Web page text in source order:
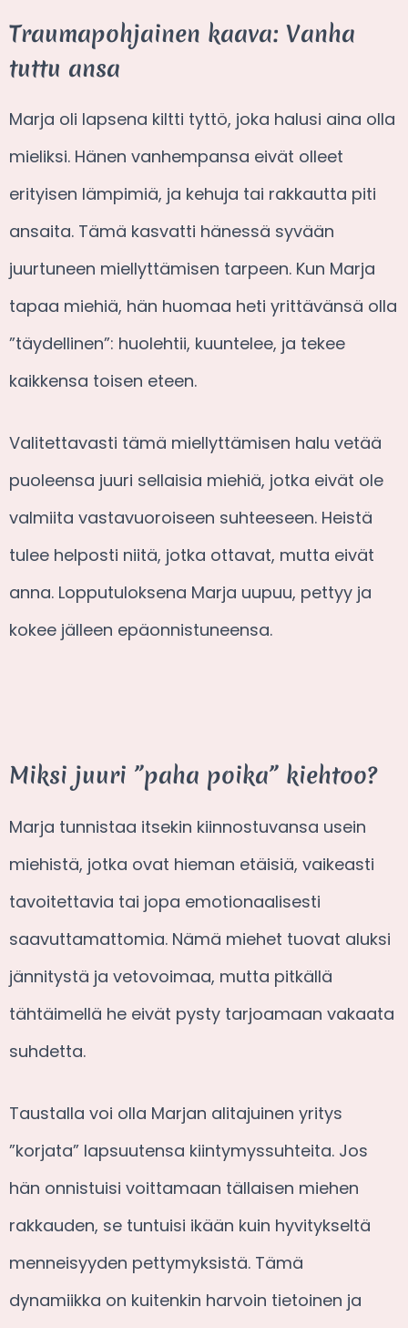
Traumapohjainen kaava: Vanha
tuttu ansa
Marja oli lapsena kiltti tyttö, joka halusi aina olla
mieliksi. Hänen vanhempansa eivät olleet
erityisen lämpimiä, ja kehuja tai rakkautta piti
ansaita. Tämä kasvatti hänessä syvään
juurtuneen miellyttämisen tarpeen. Kun Marja
tapaa miehiä, hän huomaa heti yrittävänsä olla
”täydellinen”: huolehtii, kuuntelee, ja tekee
kaikkensa toisen eteen.
Valitettavasti tämä miellyttämisen halu vetää
puoleensa juuri sellaisia miehiä, jotka eivät ole
valmiita vastavuoroiseen suhteeseen. Heistä
tulee helposti niitä, jotka ottavat, mutta eivät
anna. Lopputuloksena Marja uupuu, pettyy ja
kokee jälleen epäonnistuneensa.
Miksi juuri ”paha poika” kiehtoo?
Marja tunnistaa itsekin kiinnostuvansa usein
miehistä, jotka ovat hieman etäisiä, vaikeasti
tavoitettavia tai jopa emotionaalisesti
saavuttamattomia. Nämä miehet tuovat aluksi
jännitystä ja vetovoimaa, mutta pitkällä
tähtäimellä he eivät pysty tarjoamaan vakaata
suhdetta.
Taustalla voi olla Marjan alitajuinen yritys
”korjata” lapsuutensa kiintymyssuhteita. Jos
hän onnistuisi voittamaan tällaisen miehen
rakkauden, se tuntuisi ikään kuin hyvitykseltä
menneisyyden pettymyksistä. Tämä
dynamiikka on kuitenkin harvoin tietoinen ja